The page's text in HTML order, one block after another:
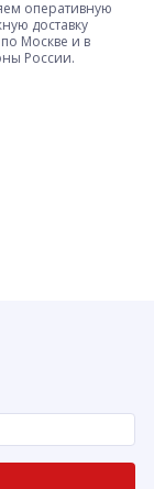
оперативную
доставку
по Москве и в
России.